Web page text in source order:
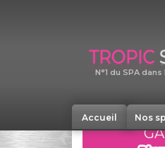
N°1 du SPA
Accueil Nos